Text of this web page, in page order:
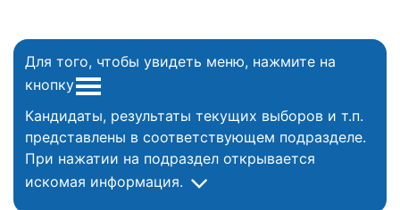
Для того, чтобы увидеть меню, нажмите на
кнопку
Кандидаты, результаты текущих выборов и т.п.
представлены в соответствующем подразделе.
При нажатии на подраздел открывается
искомая информация.